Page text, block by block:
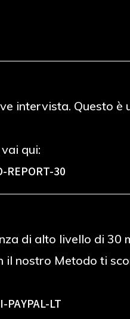
intervista. Questo è
qui:
REPORT-30
di alto livello di 30
il nostro Metodo ti
LT